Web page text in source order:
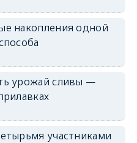
накопления одной
урожай сливы —
участниками